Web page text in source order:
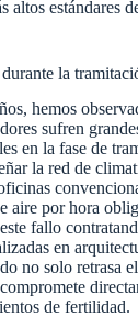
altos estándares
la
hemos
sufren
en la fase de
la red de
aire por hora
fallo
en
no solo retrasa
de fertilidad.